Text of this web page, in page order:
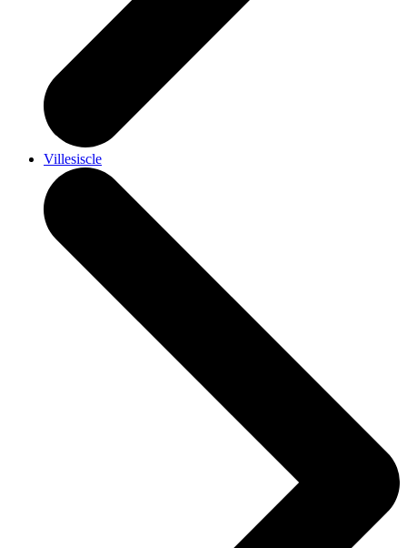
Villesiscle